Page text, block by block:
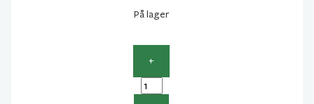
På lager
+
Okuma